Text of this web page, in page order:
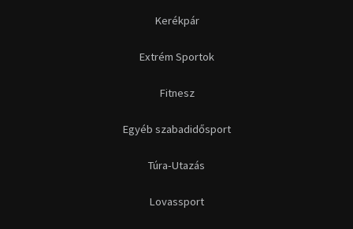
Kerékpár
Extrém Sportok
Fitnesz
Egyéb szabadidősport
Túra-Utazás
Lovassport